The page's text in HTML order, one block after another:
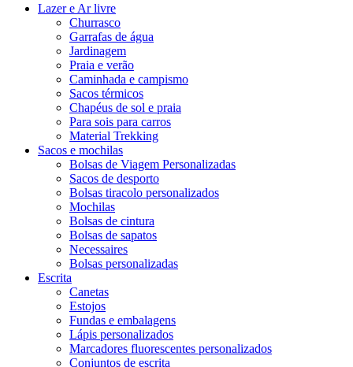
Lazer e Ar livre
Churrasco
Garrafas de água
Jardinagem
Praia e verão
Caminhada e campismo
Sacos térmicos
Chapéus de sol e praia
Para sois para carros
Material Trekking
Sacos e mochilas
Bolsas de Viagem Personalizadas
Sacos de desporto
Bolsas tiracolo personalizados
Mochilas
Bolsas de cintura
Bolsas de sapatos
Necessaires
Bolsas personalizadas
Escrita
Canetas
Estojos
Fundas e embalagens
Lápis personalizados
Marcadores fluorescentes personalizados
Conjuntos de escrita